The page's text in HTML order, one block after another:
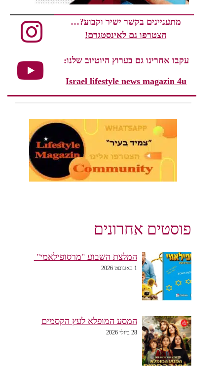
מתעניינים בקשר ישיר וקבוע?…
הצטרפו גם לאינסטגרם!
עקבו אחרינו גם בערוץ היוטיוב שלנו:
Israel lifestyle news magazin 4u
פוסטים אחרונים
המלצת השבוע "מרסופילאמי"
1 באוגוסט 2026
המסע המופלא לעץ הקסמים
28 ביולי 2026